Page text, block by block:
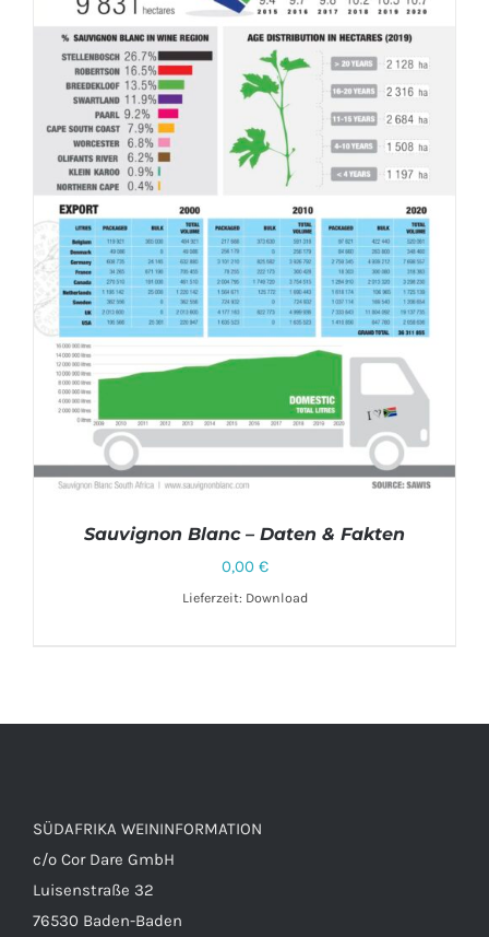
Sauvignon Blanc – Daten & Fakten
0,00 €
Lieferzeit: Download
SÜDAFRIKA WEININFORMATION
c/o Cor Dare GmbH
Luisenstraße 32
76530 Baden-Baden